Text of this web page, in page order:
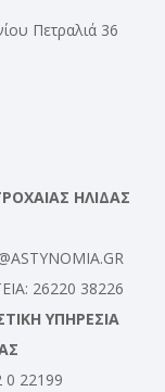
Πετραλιά 36
ΗΛΙΔΑΣ
26220 38226
ΥΠΗΡΕΣΙΑ
0 22199